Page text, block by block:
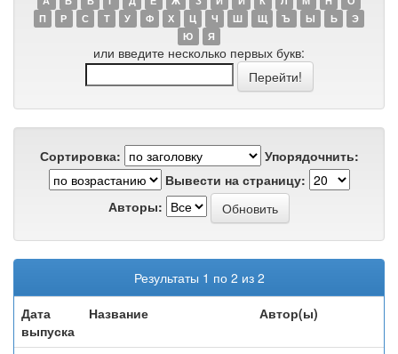
П
Р С Т У Ф Х Ц Ч Ш Щ Ъ Ы Ь
Э
Ю
Я
или введите несколько первых букв:
Сортировка:
Упорядочнить:
Вывести на страницу:
Авторы:
Результаты 1 по 2 из 2
Дата
выпуска
Название Автор(ы)